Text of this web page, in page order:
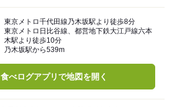
東京メトロ千代田線乃木坂駅より徒歩8分
東京メトロ日比谷線、都営地下鉄大江戸線六本
木駅より徒歩10分
乃木坂駅から539m
食べログアプリで地図を開く